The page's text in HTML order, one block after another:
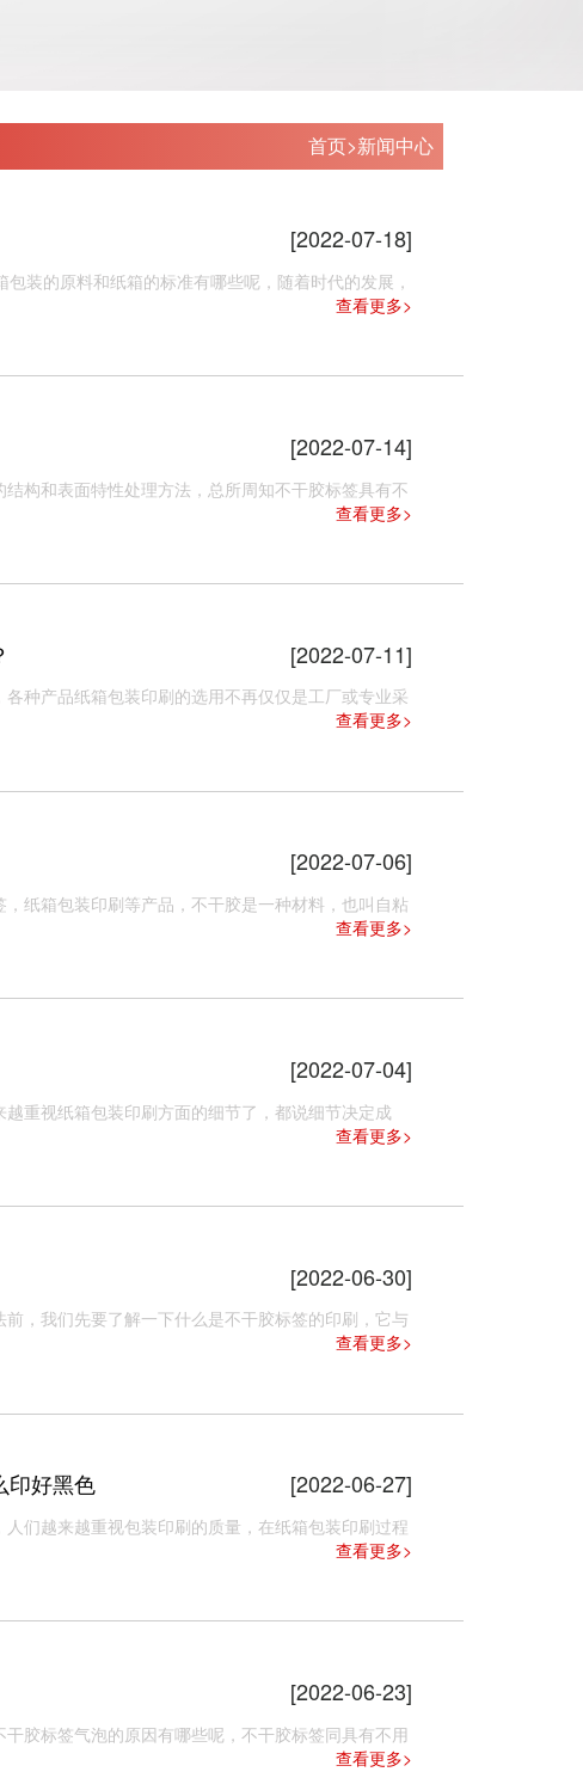
首页>新闻中心
[2022-07-18]
的原料和纸箱的标准有哪些呢，随着时代的发展，
查看更多>
[2022-07-14]
构和表面特性处理方法，总所周知不干胶标签具有不
查看更多>
[2022-07-11]
种产品纸箱包装印刷​的选用不再仅仅是工厂或专业采
查看更多>
[2022-07-06]
纸箱包装印刷等产品，不干胶是一种材料，也叫自粘
查看更多>
[2022-07-04]
重视纸箱包装印刷方面的细节了，都说细节决定成
查看更多>
[2022-06-30]
，我们先要了解一下什么是不干胶标签的印刷，它与
查看更多>
印好黑色 [2022-06-27]
们越来越重视包装印刷的质量，在纸箱包装印刷​过程
查看更多>
[2022-06-23]
胶标签气泡的原因有哪些呢，不干胶标签同具有不用
查看更多>